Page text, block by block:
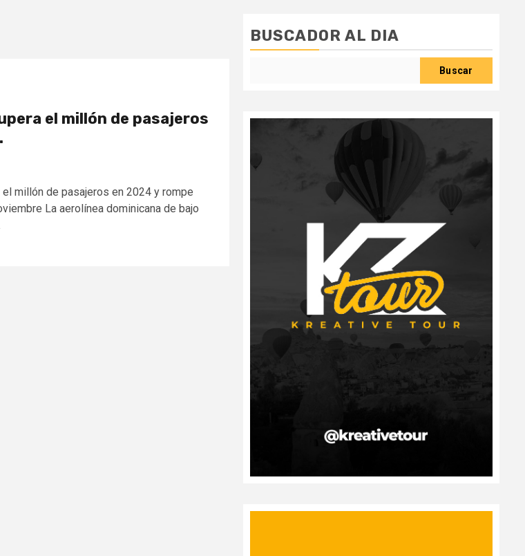
el millón de pasajeros
el millón de pasajeros en 2024 y rompe
La aerolínea dominicana de bajo
BUSCADOR AL DIA
Buscar